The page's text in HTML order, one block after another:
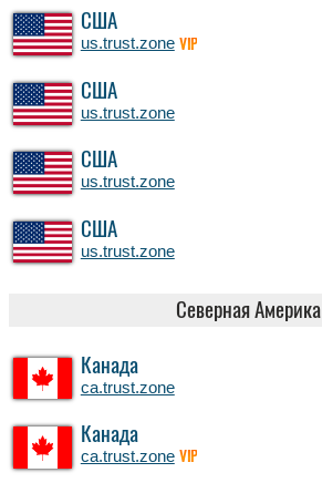
США
us.trust.zone VIP
США
us.trust.zone
США
us.trust.zone
США
us.trust.zone
Северная Америка
Канада
ca.trust.zone
Канада
ca.trust.zone VIP